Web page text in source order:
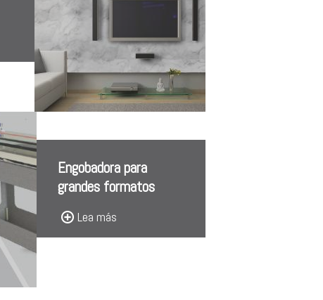
Engobadora para
grandes formatos
Lea más